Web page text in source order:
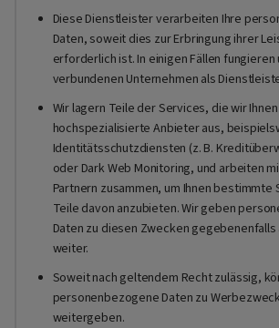
Diese Dienstleister verarbeiten Ihre
Daten, soweit dies zur Erbringung ihrer
erforderlich ist. In einigen Fällen
verbundenen Unternehmen als
Wir lagern Teile der Services, die wir
hochspezialisierte Anbieter aus,
Identitätsschutzdiensten (z. B.
oder Dark Web Monitoring, und arbeiten
Partnern zusammen, um Ihnen
Teile davon anzubieten. Wir geben
Daten zu diesen Zwecken
weiter.
Soweit nach geltendem Recht zulässig,
personenbezogene Daten zu
weitergeben.